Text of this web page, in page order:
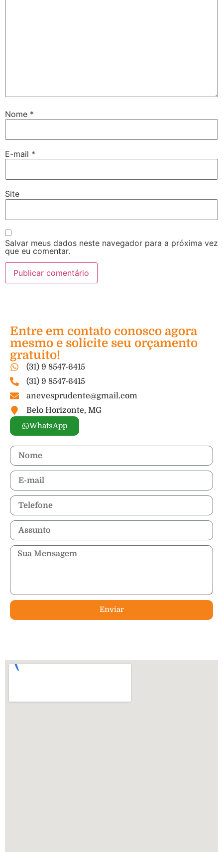
Nome *
E-mail *
Site
Salvar meus dados neste navegador para a próxima vez
que eu comentar.
Entre em contato conosco agora
mesmo e solicite seu orçamento
gratuito!
(31) 9 8547-6415
(31) 9 8547-6415
anevesprudente@gmail.com
Belo Horizonte, MG
WhatsApp
Enviar